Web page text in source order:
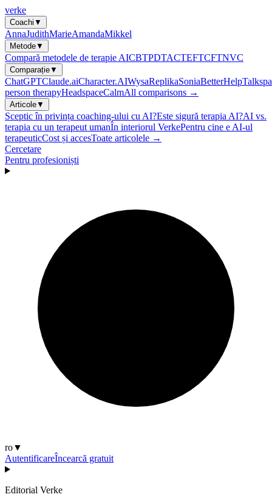
verke
Coachi ▼
AnnaJudithMarieAmandaMikkel
Metode▼
Compară metodele de terapie AICBTPDTACTEFTCFTNVC
Comparație▼
ChatGPTClaude.aiCharacter.AIWysaReplikaSoniaBetterHelp
person therapyHeadspaceCalmAll comparisons →
Articole▼
Sceptic în privința coaching-ului cu AI?Este sigură terapia AI?AI vs.
terapia cu un terapeut umanÎn interiorul VerkePentru cine e AI-ul
terapeuticCost și accesToate articolele →
Cercetare
Pentru profesioniști
ro▼
AutentificareÎncearcă gratuit
Editorial Verke